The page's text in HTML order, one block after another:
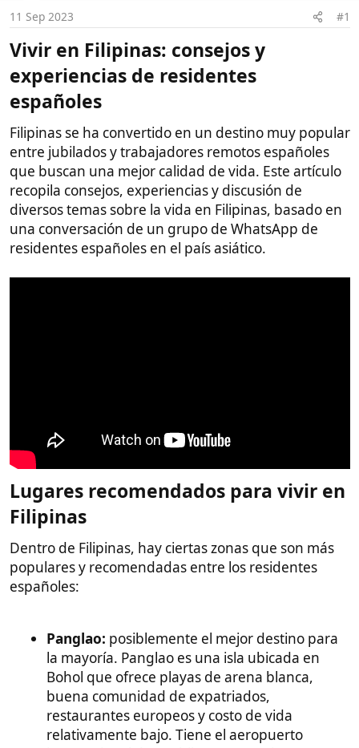
i
experiencias de residentes
españoles​
Filipinas se ha convertido en un destino muy popular
entre jubilados y trabajadores remotos españoles
que buscan una mejor calidad de vida. Este artículo
recopila consejos, experiencias y discusión de
diversos temas sobre la vida en Filipinas, basado en
una conversación de un grupo de WhatsApp de
residentes españoles en el país asiático.
Dentro de Filipinas, hay ciertas zonas que son más
populares y recomendadas entre los residentes
españoles:
Panglao:
la mayoría. Panglao es una isla ubicada en
Bohol que ofrece playas de arena blanca,
buena comunidad de expatriados,
restaurantes europeos y costo de vida
relativamente bajo. Tiene el aeropuerto
equivalente a Barcelona en España).
Cebú:una de las ciudades más grandes de
Filipinas, con aeropuerto internacional. Las
zonas periféricas como las cercanas al mall
Seaside tienen urbanizaciones decentes.
Davao:ciudad del sur de Mindanao con costa
que también tiene gran comunidad de